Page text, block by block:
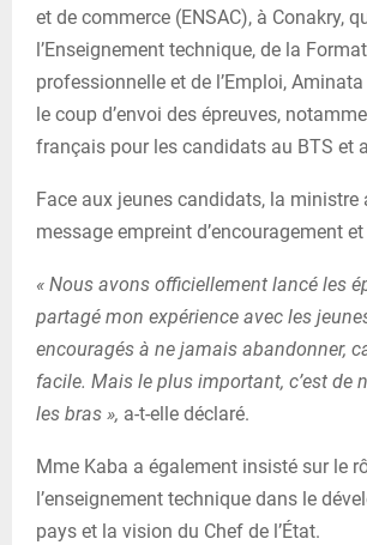
et de commerce (ENSAC), à Conakry,
l’Enseignement technique, de la
professionnelle et de l’Emploi,
le coup d’envoi des épreuves,
français pour les candidats au BTS et
Face aux jeunes candidats, la ministre
message empreint d’encouragement
« Nous avons officiellement lancé les
partagé mon expérience avec les
encouragés à ne jamais abandonner,
facile. Mais le plus important, c’est de
les bras », a-t-elle déclaré.
Mme Kaba a également insisté sur le
l’enseignement technique dans le
pays et la vision du Chef de l’État.